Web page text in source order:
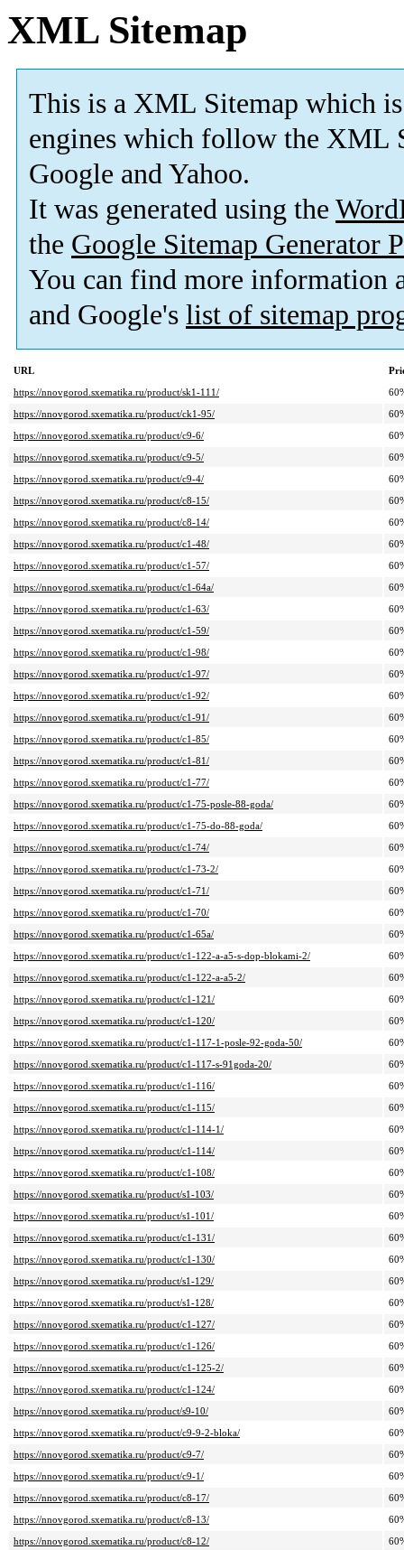
XML Sitemap
This is a XML Sitemap which is
engines which follow the XML
Google and Yahoo.
It was generated using the
the Google Sitemap Generator
You can find more information
and Google's list of sitemap
URL
https://nnovgorod.sxematika.ru/product/sk1-111/
https://nnovgorod.sxematika.ru/product/ck1-95/
https://nnovgorod.sxematika.ru/product/c9-6/
https://nnovgorod.sxematika.ru/product/c9-5/
https://nnovgorod.sxematika.ru/product/c9-4/
https://nnovgorod.sxematika.ru/product/c8-15/
https://nnovgorod.sxematika.ru/product/c8-14/
https://nnovgorod.sxematika.ru/product/c1-48/
https://nnovgorod.sxematika.ru/product/c1-57/
https://nnovgorod.sxematika.ru/product/c1-64a/
https://nnovgorod.sxematika.ru/product/c1-63/
https://nnovgorod.sxematika.ru/product/c1-59/
https://nnovgorod.sxematika.ru/product/c1-98/
https://nnovgorod.sxematika.ru/product/c1-97/
https://nnovgorod.sxematika.ru/product/c1-92/
https://nnovgorod.sxematika.ru/product/c1-91/
https://nnovgorod.sxematika.ru/product/c1-85/
https://nnovgorod.sxematika.ru/product/c1-81/
https://nnovgorod.sxematika.ru/product/c1-77/
https://nnovgorod.sxematika.ru/product/c1-75-posle-88-goda/
https://nnovgorod.sxematika.ru/product/c1-75-do-88-goda/
https://nnovgorod.sxematika.ru/product/c1-74/
https://nnovgorod.sxematika.ru/product/c1-73-2/
https://nnovgorod.sxematika.ru/product/c1-71/
https://nnovgorod.sxematika.ru/product/c1-70/
https://nnovgorod.sxematika.ru/product/c1-65a/
https://nnovgorod.sxematika.ru/product/c1-122-a-a5-s-dop-blokami-2/
https://nnovgorod.sxematika.ru/product/c1-122-a-a5-2/
https://nnovgorod.sxematika.ru/product/c1-121/
https://nnovgorod.sxematika.ru/product/c1-120/
https://nnovgorod.sxematika.ru/product/c1-117-1-posle-92-goda-50/
https://nnovgorod.sxematika.ru/product/c1-117-s-91goda-20/
https://nnovgorod.sxematika.ru/product/c1-116/
https://nnovgorod.sxematika.ru/product/c1-115/
https://nnovgorod.sxematika.ru/product/c1-114-1/
https://nnovgorod.sxematika.ru/product/c1-114/
https://nnovgorod.sxematika.ru/product/c1-108/
https://nnovgorod.sxematika.ru/product/s1-103/
https://nnovgorod.sxematika.ru/product/s1-101/
https://nnovgorod.sxematika.ru/product/c1-131/
https://nnovgorod.sxematika.ru/product/c1-130/
https://nnovgorod.sxematika.ru/product/s1-129/
https://nnovgorod.sxematika.ru/product/s1-128/
https://nnovgorod.sxematika.ru/product/c1-127/
https://nnovgorod.sxematika.ru/product/c1-126/
https://nnovgorod.sxematika.ru/product/c1-125-2/
https://nnovgorod.sxematika.ru/product/c1-124/
https://nnovgorod.sxematika.ru/product/s9-10/
https://nnovgorod.sxematika.ru/product/c9-9-2-bloka/
https://nnovgorod.sxematika.ru/product/c9-7/
https://nnovgorod.sxematika.ru/product/c9-1/
https://nnovgorod.sxematika.ru/product/c8-17/
https://nnovgorod.sxematika.ru/product/c8-13/
https://nnovgorod.sxematika.ru/product/c8-12/